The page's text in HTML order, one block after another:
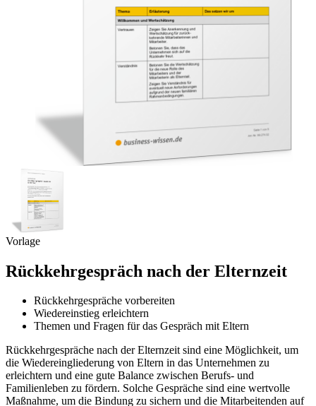
Vorlage
Rückkehrgespräch nach der Elternzeit
Rückkehrgespräche vorbereiten
Wiedereinstieg erleichtern
Themen und Fragen für das Gespräch mit Eltern
Rückkehrgespräche nach der Elternzeit sind eine Möglichkeit, um
die Wiedereingliederung von Eltern in das Unternehmen zu
erleichtern und eine gute Balance zwischen Berufs- und
Familienleben zu fördern. Solche Gespräche sind eine wertvolle
Maßnahme, um die Bindung zu sichern und die Mitarbeitenden auf